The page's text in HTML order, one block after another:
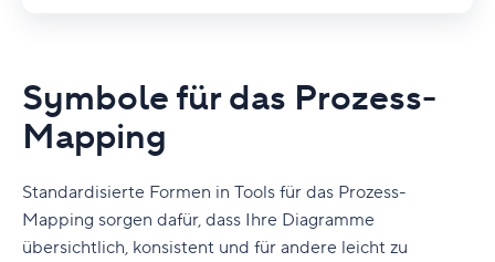
Symbole für das Prozess-
Mapping
Standardisierte Formen in Tools für das Prozess-
Mapping sorgen dafür, dass Ihre Diagramme
übersichtlich, konsistent und für andere leicht zu